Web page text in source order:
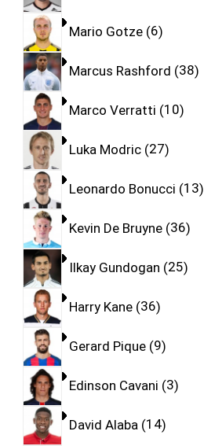
Mario Gotze 6
Marcus Rashford 38
Marco Verratti 10
Luka Modric 27
Leonardo Bonucci 13
Kevin De Bruyne 36
Ilkay Gundogan 25
Harry Kane 36
Gerard Pique 9
Edinson Cavani 3
David Alaba 14